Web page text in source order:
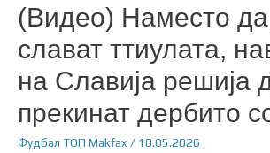
(Видео) Наместо да
слават ттиулата,
на Славија решија
прекинат дербито
Фудбал ТОП Makfax/ 10.05.2026